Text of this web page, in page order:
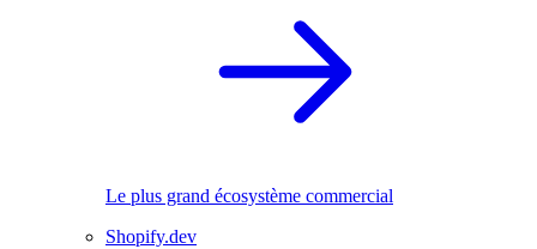
Le plus grand écosystème commercial
Shopify.dev